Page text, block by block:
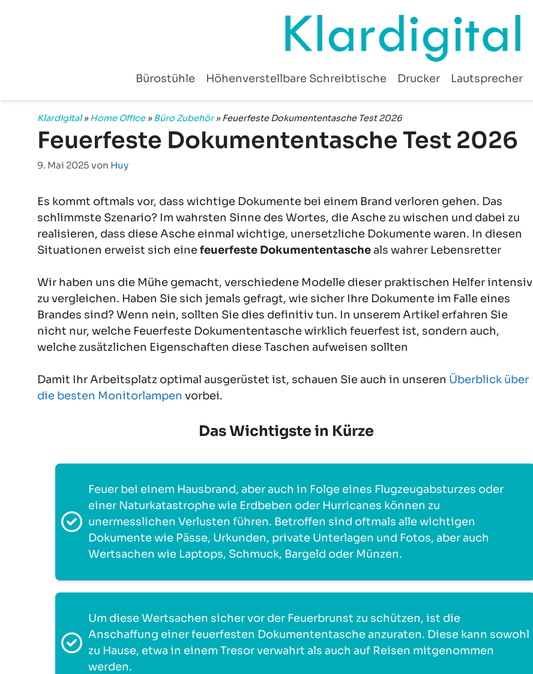
Bürostühle Höhenverstellbare Schreibtische Drucker Lautsprecher
Klardigital» Home Office» Büro Zubehör» Feuerfeste Dokumententasche Test 2026
Feuerfeste Dokumententasche Test 2026
9. Mai 2025 von Huy
Es kommt oftmals vor, dass wichtige Dokumente bei einem Brand verloren gehen. Das
schlimmste Szenario? Im wahrsten Sinne des Wortes, die Asche zu wischen und dabei zu
realisieren, dass diese Asche einmal wichtige, unersetzliche Dokumente waren. In diesen
Situationen erweist sich einefeuerfeste Dokumententascheals wahrer Lebensretter
Wir haben uns die Mühe gemacht, verschiedene Modelle dieser praktischen Helfer intensiv
zu vergleichen. Haben Sie sich jemals gefragt, wie sicher Ihre Dokumente im Falle eines
Brandes sind? Wenn nein, sollten Sie dies definitiv tun. In unserem Artikel erfahren Sie
nicht nur, welche Feuerfeste Dokumententasche wirklich feuerfest ist, sondern auch,
welche zusätzlichen Eigenschaften diese Taschen aufweisen sollten
Damit Ihr Arbeitsplatz optimal ausgerüstet ist, schauen Sie auch in unseren Überblick über
die besten Monitorlampen vorbei.
Das Wichtigste in Kürze
Feuer bei einem Hausbrand, aber auch in Folge eines Flugzeugabsturzes oder
einer Naturkatastrophe wie Erdbeben oder Hurricanes können zu
unermesslichen Verlusten führen. Betroffen sind oftmals alle wichtigen
Dokumente wie Pässe, Urkunden, private Unterlagen und Fotos, aber auch
Wertsachen wie Laptops, Schmuck, Bargeld oder Münzen.
Um diese Wertsachen sicher vor der Feuerbrunst zu schützen, ist die
Anschaffung einer feuerfesten Dokumententasche anzuraten. Diese kann sowohl
zu Hause, etwa in einem Tresor verwahrt als auch auf Reisen mitgenommen
werden.